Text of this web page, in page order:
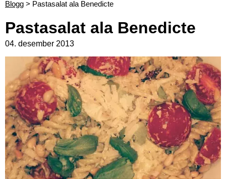
Blogg > Pastasalat ala Benedicte
Pastasalat ala Benedicte
04. desember 2013